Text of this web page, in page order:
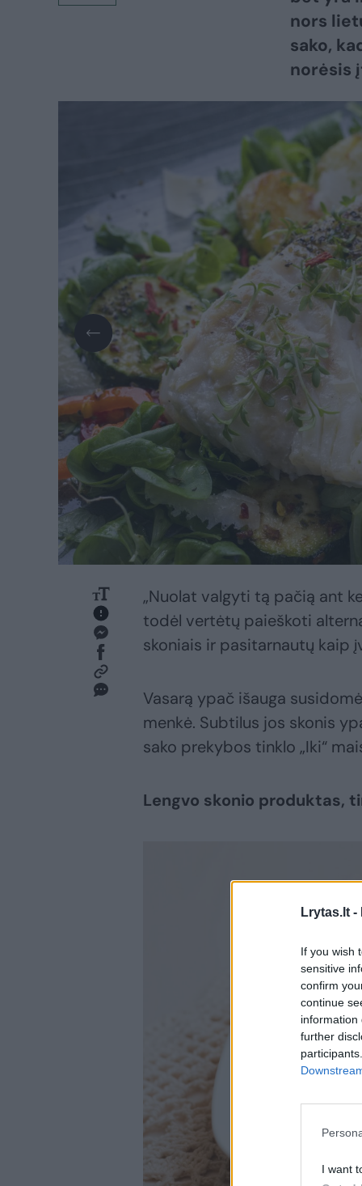
Lrytas.lt -
If you wish
sensitive
confirm
continue
information
further
I want
nors
sako,
norėsis
„Nuolat valgyti tą pačią ant
todėl vertėtų paieškoti
skoniais ir pasitarnautų kaip
Vasarą ypač išauga
menkė. Subtilus jos skonis
sako prekybos tinklo „Iki“
Lengvo skonio produktas,